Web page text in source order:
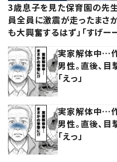
3歳息子を見た保育園の先生
員全員に激震が走ったまさ
も大興奮するはず」「すげーー
実家解体中…
男性。直後、
「えっ」
実家解体中…
男性。直後、
「えっ」